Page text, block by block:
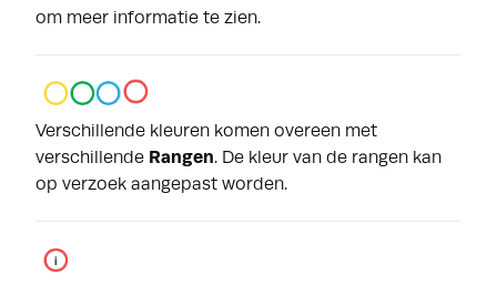
om meer informatie te zien.
Verschillende kleuren komen overeen met
verschillende Rangen. De kleur van de rangen kan
op verzoek aangepast worden.